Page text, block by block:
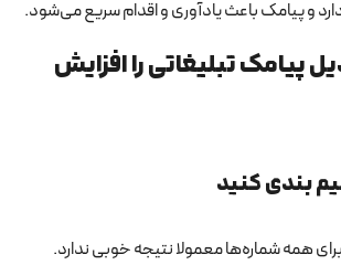
و پیامک باعث یادآوری و اقدام سریع می‌شود.
پیامک تبلیغاتی را افزایش
بندی کنید
همه شماره‌ها معمولا نتیجه خوبی ندارد.